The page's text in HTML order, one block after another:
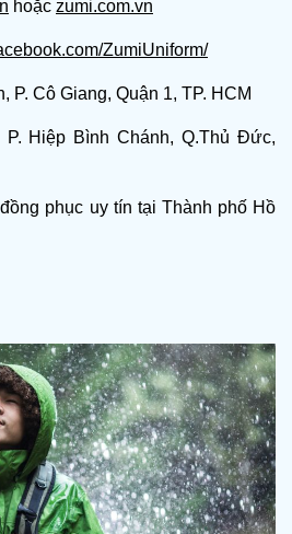
hoặc zumi.com.vn
ZumiUniform/
P. Cô Giang, Quận 1, TP. HCM
Hiệp Bình Chánh, Q.Thủ Đức,
phục uy tín tại Thành phố Hồ